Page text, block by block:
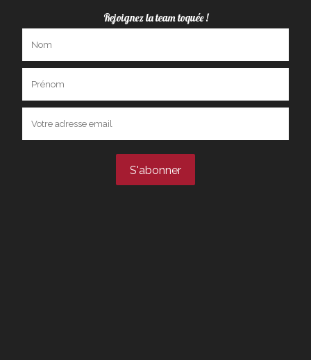
Rejoignez la team toquée !